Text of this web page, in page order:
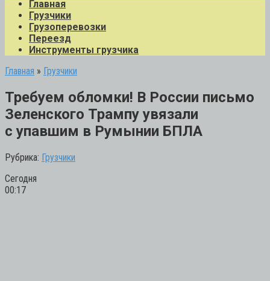
Главная
Грузчики
Грузоперевозки
Переезд
Инструменты грузчика
Главная » Грузчики
Требуем обломки! В России письмо
Зеленского Трампу увязали
с упавшим в Румынии БПЛА
Рубрика: Грузчики
Сегодня
00:17